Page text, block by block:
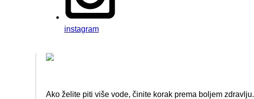
instagram
Ako želite piti više vode, činite korak prema boljem zdravlju.